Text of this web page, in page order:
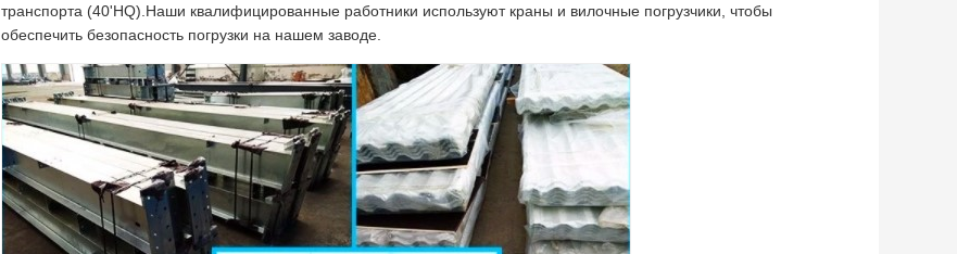
транспорта (40'HQ).Наши квалифицированные работники используют краны и вилочные погрузчики, чтобы
обеспечить безопасность погрузки на нашем заводе.